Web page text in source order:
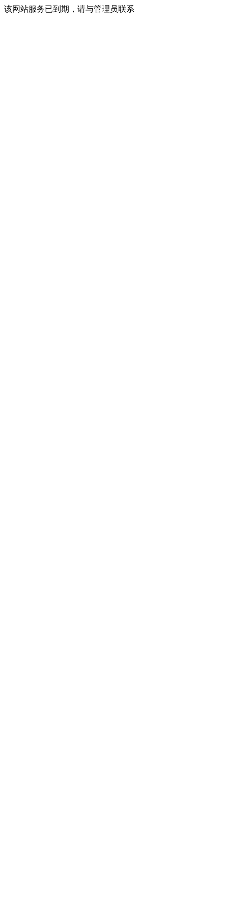
该网站服务已到期，请与管理员联系